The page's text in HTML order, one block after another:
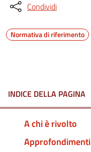
Condividi
Normativa di riferimento
INDICE DELLA PAGINA
A chi è rivolto
Approfondimenti